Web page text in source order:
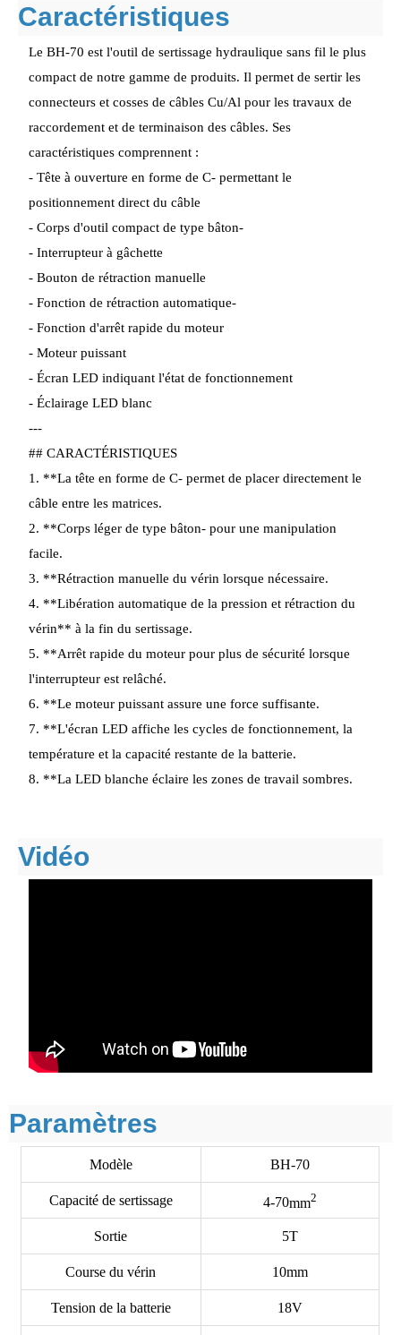
Caractéristiques
Le BH-70 est l'outil de sertissage hydraulique sans fil le plus
compact de notre gamme de produits. Il permet de sertir les
connecteurs et cosses de câbles Cu/Al pour les travaux de
raccordement et de terminaison des câbles. Ses
caractéristiques comprennent :
- Tête à ouverture en forme de C‑ permettant le
positionnement direct du câble
- Corps d'outil compact de type bâton‑
- Interrupteur à gâchette
- Bouton de rétraction manuelle
- Fonction de rétraction automatique‑
- Fonction d'arrêt rapide du moteur
- Moteur puissant
- Écran LED indiquant l'état de fonctionnement
- Éclairage LED blanc
---
## CARACTÉRISTIQUES
1. **La tête en forme de C‑ permet de placer directement le
câble entre les matrices.
2. **Corps léger de type bâton‑ pour une manipulation
facile.
3. **Rétraction manuelle du vérin lorsque nécessaire.
4. **Libération automatique de la pression et rétraction du
vérin** à la fin du sertissage.
5. **Arrêt rapide du moteur pour plus de sécurité lorsque
l'interrupteur est relâché.
6. **Le moteur puissant assure une force suffisante.
7. **L'écran LED affiche les cycles de fonctionnement, la
température et la capacité restante de la batterie.
8. **La LED blanche éclaire les zones de travail sombres.
Vidéo
Paramètres
Modèle BH-70
Capacité de sertissage 4-70mm2
Sortie 5T
Course du vérin 10mm
Tension de la batterie 18V